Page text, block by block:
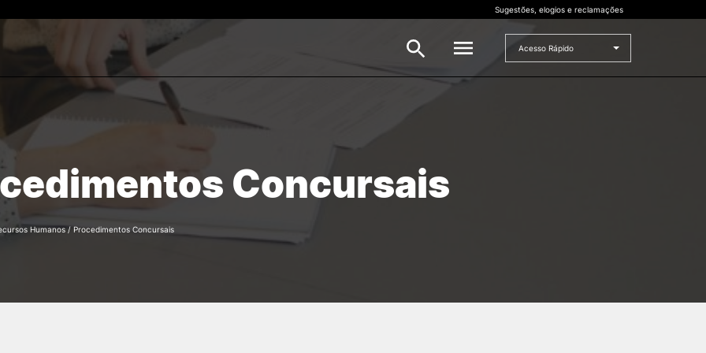
Candidaturas
Diplomas Estrangeiros
I2A
Sugestões, elogios e reclamações
Acesso Rápido
Concursais
Humanos / Procedimentos Concursais